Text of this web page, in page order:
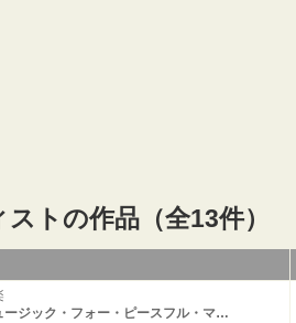
トの作品（全13件）
ージック・フォー・ピースフル・マ…